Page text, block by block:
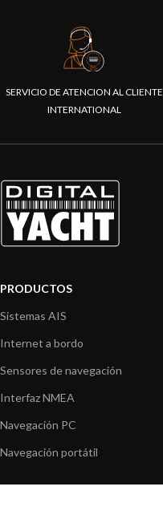
SERVICIO DE ATENCION AL CLIENTE
INTERNATIONAL
PRODUCTOS
Sistemas AIS
Internet a bordo
Sensores de navegación
Interfaz NMEA
Navegación PC
Navegación portátil